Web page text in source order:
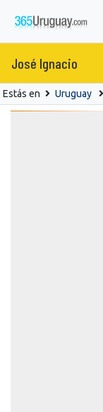
José Ignacio
Estás en Uruguay